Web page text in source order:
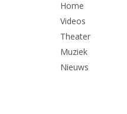
Home
Videos
Theater
Muziek
Nieuws